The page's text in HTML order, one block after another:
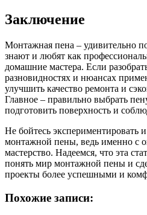
Заключение
Монтажная пена – удивительно
знают и любят как
домашние мастера. Если
разновидностях и нюансах
улучшить качество ремонта и
Главное – правильно выбрать
подготовить поверхность и
Не бойтесь экспериментировать
монтажной пены, ведь именно с
мастерство. Надеемся, что эта
понять мир монтажной пены и
проекты более успешными и
Похожие записи: